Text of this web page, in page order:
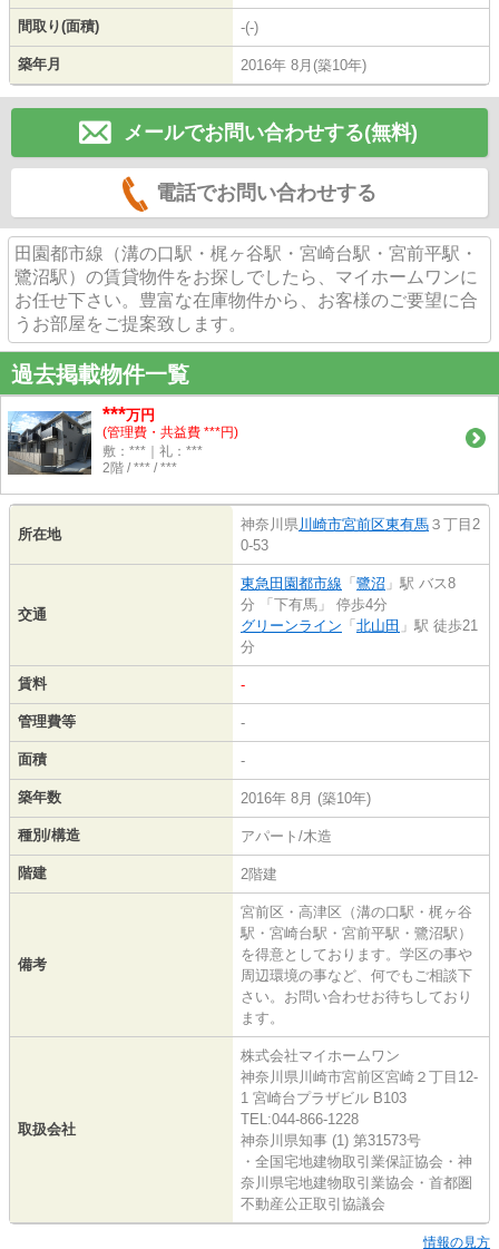
間取り(面積) -(-)
築年月 2016年 8月(築10年)
メールでお問い合わせする(無料)
電話でお問い合わせする
田園都市線（溝の口駅・梶ヶ谷駅・宮崎台駅・宮前平駅・
鷺沼駅）の賃貸物件をお探しでしたら、マイホームワンに
お任せ下さい。豊富な在庫物件から、お客様のご要望に合
うお部屋をご提案致します。
過去掲載物件一覧
***万円
(管理費・共益費 ***円)
敷：***｜礼：***
2階 / *** / ***
所在地
神奈川県川崎市宮前区東有馬 ３丁目2
0-53
交通
東急田園都市線 「 鷺沼 」駅 バス8
分 「下有馬」 停歩4分
グリーンライン 「 北山田 」駅 徒歩21
分
賃料 -
管理費等 -
面積 -
築年数 2016年 8月 (築10年)
種別/構造 アパート/木造
階建 2階建
備考
宮前区・高津区（溝の口駅・梶ヶ谷
駅・宮崎台駅・宮前平駅・鷺沼駅）
を得意としております。学区の事や
周辺環境の事など、何でもご相談下
さい。お問い合わせお待ちしており
ます。
取扱会社
株式会社マイホームワン
神奈川県川崎市宮前区宮崎２丁目12-
1 宮崎台プラザビル B103
TEL:044-866-1228
神奈川県知事 (1) 第31573号
・全国宅地建物取引業保証協会・神
奈川県宅地建物取引業協会・首都圏
不動産公正取引協議会
情報の見方